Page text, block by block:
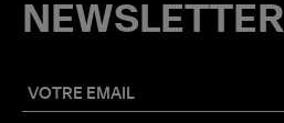
NEWSLETTER